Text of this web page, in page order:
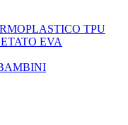
TPU
EVA